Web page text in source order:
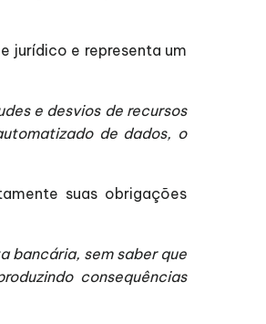
jurídico e representa um
e desvios de recursos
de dados, o
suas obrigações
bancária, sem saber que
consequências